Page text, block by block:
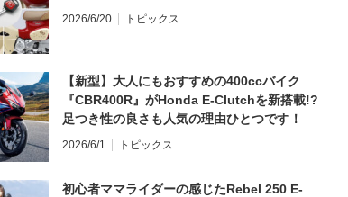
2026/6/20 トピックス
【新型】大人にもおすすめの400ccバイク
『CBR400R』がHonda E-Clutchを新搭載!?
足つき性の良さも人気の理由ひとつです！
2026/6/1 トピックス
初心者ママライダーの感じたRebel 250 E-